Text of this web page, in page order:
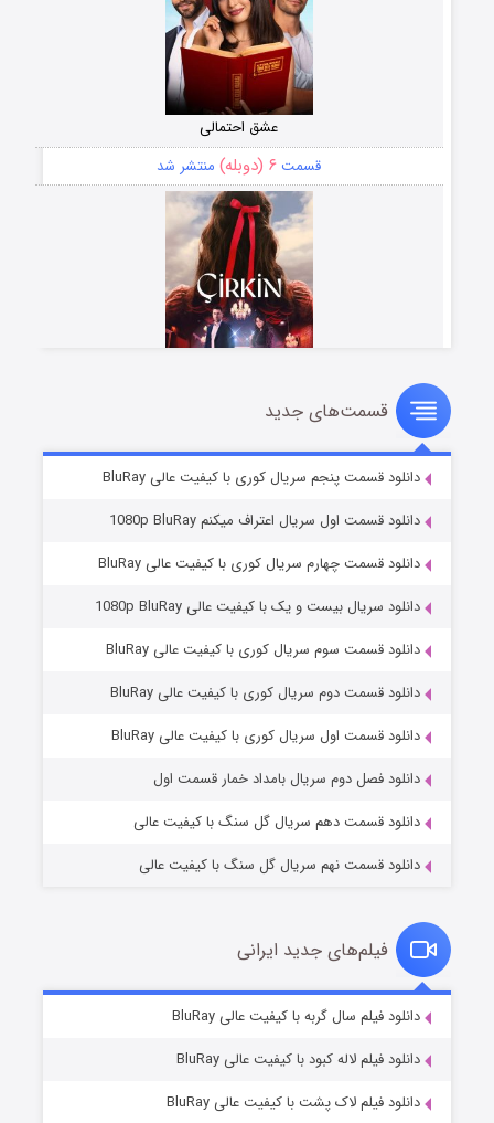
عشق احتمالی
قسمت ۶ (دوبله) منتشر شد
سریال زشت
قسمت۵ (زیرنویس) منتشر شد
وستی ها
قسمت۱ (زیرنویس) منتشر شد
قسمت۶ (زیرنویس) منتشر شد
قسمت‌های جدید
دانلود قسمت پنجم سریال کوری با کیفیت عالی BluRay
دانلود قسمت اول سریال اعتراف میکنم 1080p BluRay
دانلود قسمت چهارم سریال کوری با کیفیت عالی BluRay
دانلود سریال بیست و یک با کیفیت عالی 1080p BluRay
دانلود قسمت سوم سریال کوری با کیفیت عالی BluRay
دانلود قسمت دوم سریال کوری با کیفیت عالی BluRay
دانلود قسمت اول سریال کوری با کیفیت عالی BluRay
دانلود فصل دوم سریال بامداد خمار قسمت اول
دانلود قسمت دهم سریال گل سنگ با کیفیت عالی
دانلود قسمت نهم سریال گل سنگ با کیفیت عالی
فیلم‌های جدید ایرانی
دانلود فیلم سال گربه با کیفیت عالی BluRay
دانلود فیلم لاله کبود با کیفیت عالی BluRay
دانلود فیلم لاک پشت با کیفیت عالی BluRay